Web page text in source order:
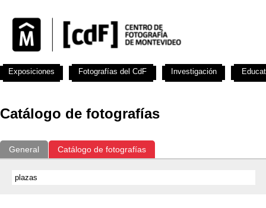
Catálogo de fotografías
General Catálogo de fotografías
Exposiciones Fotografías del CdF Investigación